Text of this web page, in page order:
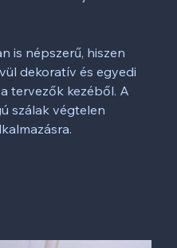
is népszerű, hiszen
dekoratív és egyedi
tervezők kezéből. A
szálak végtelen